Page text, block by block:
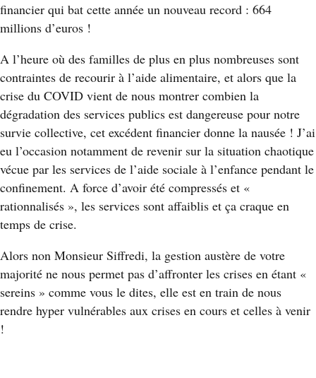
financier qui bat cette année un nouveau record : 664
millions d’euros !
A l’heure où des familles de plus en plus nombreuses sont
contraintes de recourir à l’aide alimentaire, et alors que la
crise du COVID vient de nous montrer combien la
dégradation des services publics est dangereuse pour notre
survie collective, cet excédent financier donne la nausée ! J’ai
eu l’occasion notamment de revenir sur la situation chaotique
vécue par les services de l’aide sociale à l’enfance pendant le
confinement. A force d’avoir été compressés et «
rationnalisés », les services sont affaiblis et ça craque en
temps de crise.
Alors non Monsieur Siffredi, la gestion austère de votre
majorité ne nous permet pas d’affronter les crises en étant «
sereins » comme vous le dites, elle est en train de nous
rendre hyper vulnérables aux crises en cours et celles à venir
!